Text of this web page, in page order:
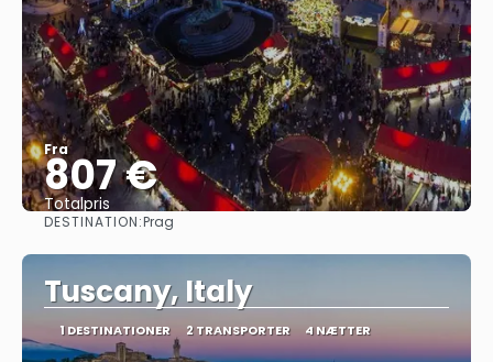
Fra
807 €
Totalpris
DESTINATION:Prag
Tuscany, Italy
1 DESTINATIONER 2 TRANSPORTER 4 NÆTTER